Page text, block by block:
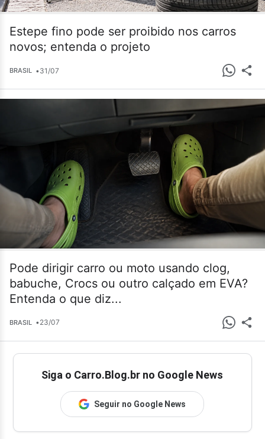
Estepe fino pode ser proibido nos carros
novos; entenda o projeto
BRASIL •31/07
Pode dirigir carro ou moto usando clog,
babuche, Crocs ou outro calçado em EVA?
Entenda o que diz...
BRASIL •23/07
Siga o Carro.Blog.br no Google News
Seguir no Google News